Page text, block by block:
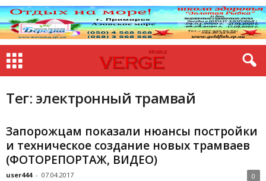
Тег: электронный трамвай
Запорожцам показали нюансы постройки
и техническое создание новых трамваев
(ФОТОРЕПОРТАЖ, ВИДЕО)
user444 - 07.04.2017 0